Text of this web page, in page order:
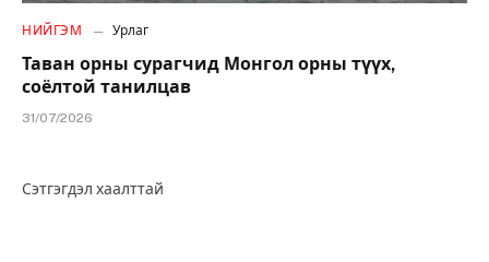
НИЙГЭМ Урлаг
Таван орны сурагчид Монгол орны түүх,
соёлтой танилцав
31/07/2026
Сэтгэгдэл хаалттай